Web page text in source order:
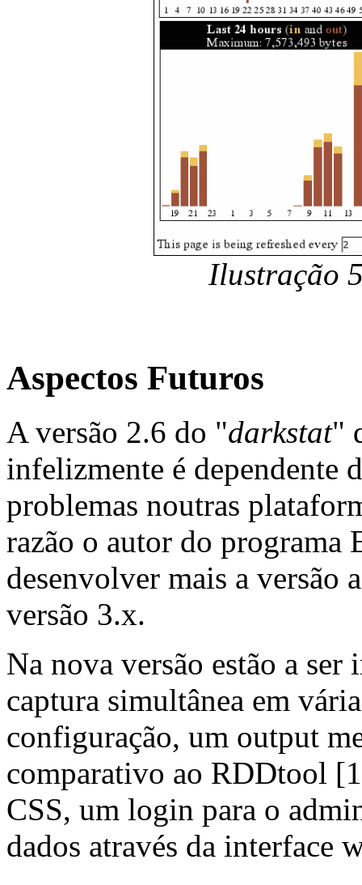
Ilustração
Aspectos Futuros
A versão 2.6 do "darkstat"
infelizmente é dependente
problemas noutras
razão o autor do
desenvolver mais a versão
versão 3.x.
Na nova versão estão a ser
captura simultânea em
configuração, um output
comparativo ao RDDtool
CSS, um login para o
dados através da interface